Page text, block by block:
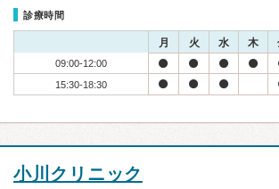
診療時間
月 火 水 木
09:00-12:00
15:30-18:30
小川クリニック